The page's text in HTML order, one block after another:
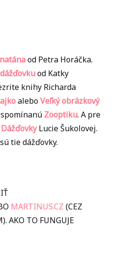
od Petra Horáčka.
od Katky
knihy Richarda
aleboVeľký obrázkový
Zooptiku. A pre
DážďovkyLucie Šukolovej.
tie dážďovky.
MARTINUS.CZ (CEZ
AKO TO FUNGUJE